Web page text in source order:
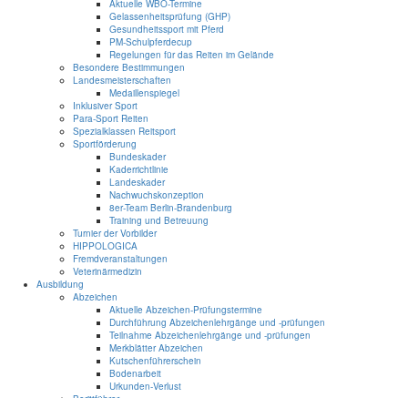
Aktuelle WBO-Termine
Gelassenheitsprüfung (GHP)
Gesundheitssport mit Pferd
PM-Schulpferdecup
Regelungen für das Reiten im Gelände
Besondere Bestimmungen
Landesmeisterschaften
Medaillenspiegel
Inklusiver Sport
Para-Sport Reiten
Spezialklassen Reitsport
Sportförderung
Bundeskader
Kaderrichtlinie
Landeskader
Nachwuchskonzeption
8er-Team Berlin-Brandenburg
Training und Betreuung
Turnier der Vorbilder
HIPPOLOGICA
Fremdveranstaltungen
Veterinärmedizin
Ausbildung
Abzeichen
Aktuelle Abzeichen-Prüfungstermine
Durchführung Abzeichenlehrgänge und -prüfungen
Teilnahme Abzeichenlehrgänge und -prüfungen
Merkblätter Abzeichen
Kutschenführerschein
Bodenarbeit
Urkunden-Verlust